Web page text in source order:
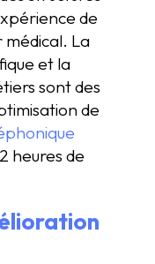
de
médical. La
et la
sont des
de
heures de